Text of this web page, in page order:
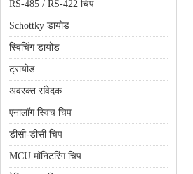
RS-485 / RS-422 चिप
Schottky डायोड
स्विचिंग डायोड
ट्रायोड
अवरक्त संवेदक
एनालॉग स्विच चिप
डीसी-डीसी चिप
MCU मॉनिटरिंग चिप